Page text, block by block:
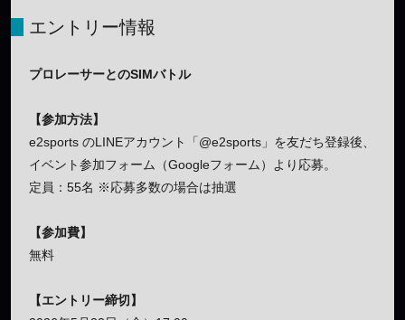
エントリー情報
プロレーサーとのSIMバトル
【参加方法】
e2sports のLINEアカウント「@e2sports」を友だち登録後、
イベント参加フォーム（Googleフォーム）より応募。
定員：55名 ※応募多数の場合は抽選
【参加費】
無料
【エントリー締切】